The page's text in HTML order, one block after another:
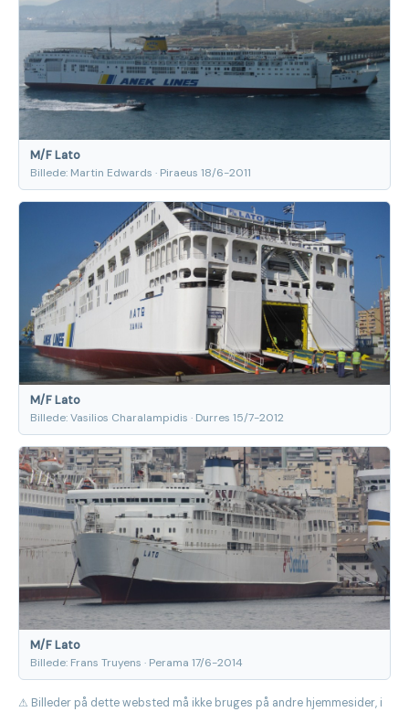
M/F Lato
Billede: Martin Edwards · Piraeus 18/6-2011
M/F Lato
Billede: Vasilios Charalampidis · Durres 15/7-2012
M/F Lato
Billede: Frans Truyens · Perama 17/6-2014
⚠ Billeder på dette websted må ikke bruges på andre hjemmesider, i